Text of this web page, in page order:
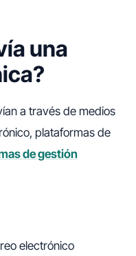
una
a través de medios
plataformas de
de gestión
electrónico